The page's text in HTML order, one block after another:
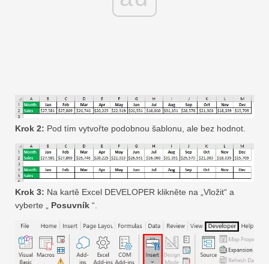
Krok 2: Pod tím vytvořte podobnou šablonu, ale bez hodnot.
Krok 3: Na kartě Excel DEVELOPER klikněte na „Vložit“ a
vyberte „ Posuvník “.